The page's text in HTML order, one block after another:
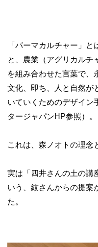
「パーマカルチャー」と
と、農業（アグリカルチ
を組み合わせた言葉で、
文化、即ち、人と自然が
いていくためのデザイン
タージャパンHP参照）。
これは、森ノオトの理念
実は「四井さんの土の講
いう、紋さんからの提案
た。